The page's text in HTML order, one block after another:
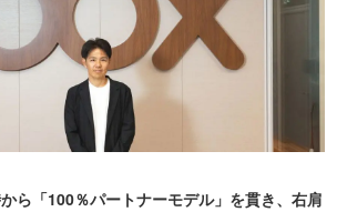
ら「100％パートナーモデル」を貫き、右肩